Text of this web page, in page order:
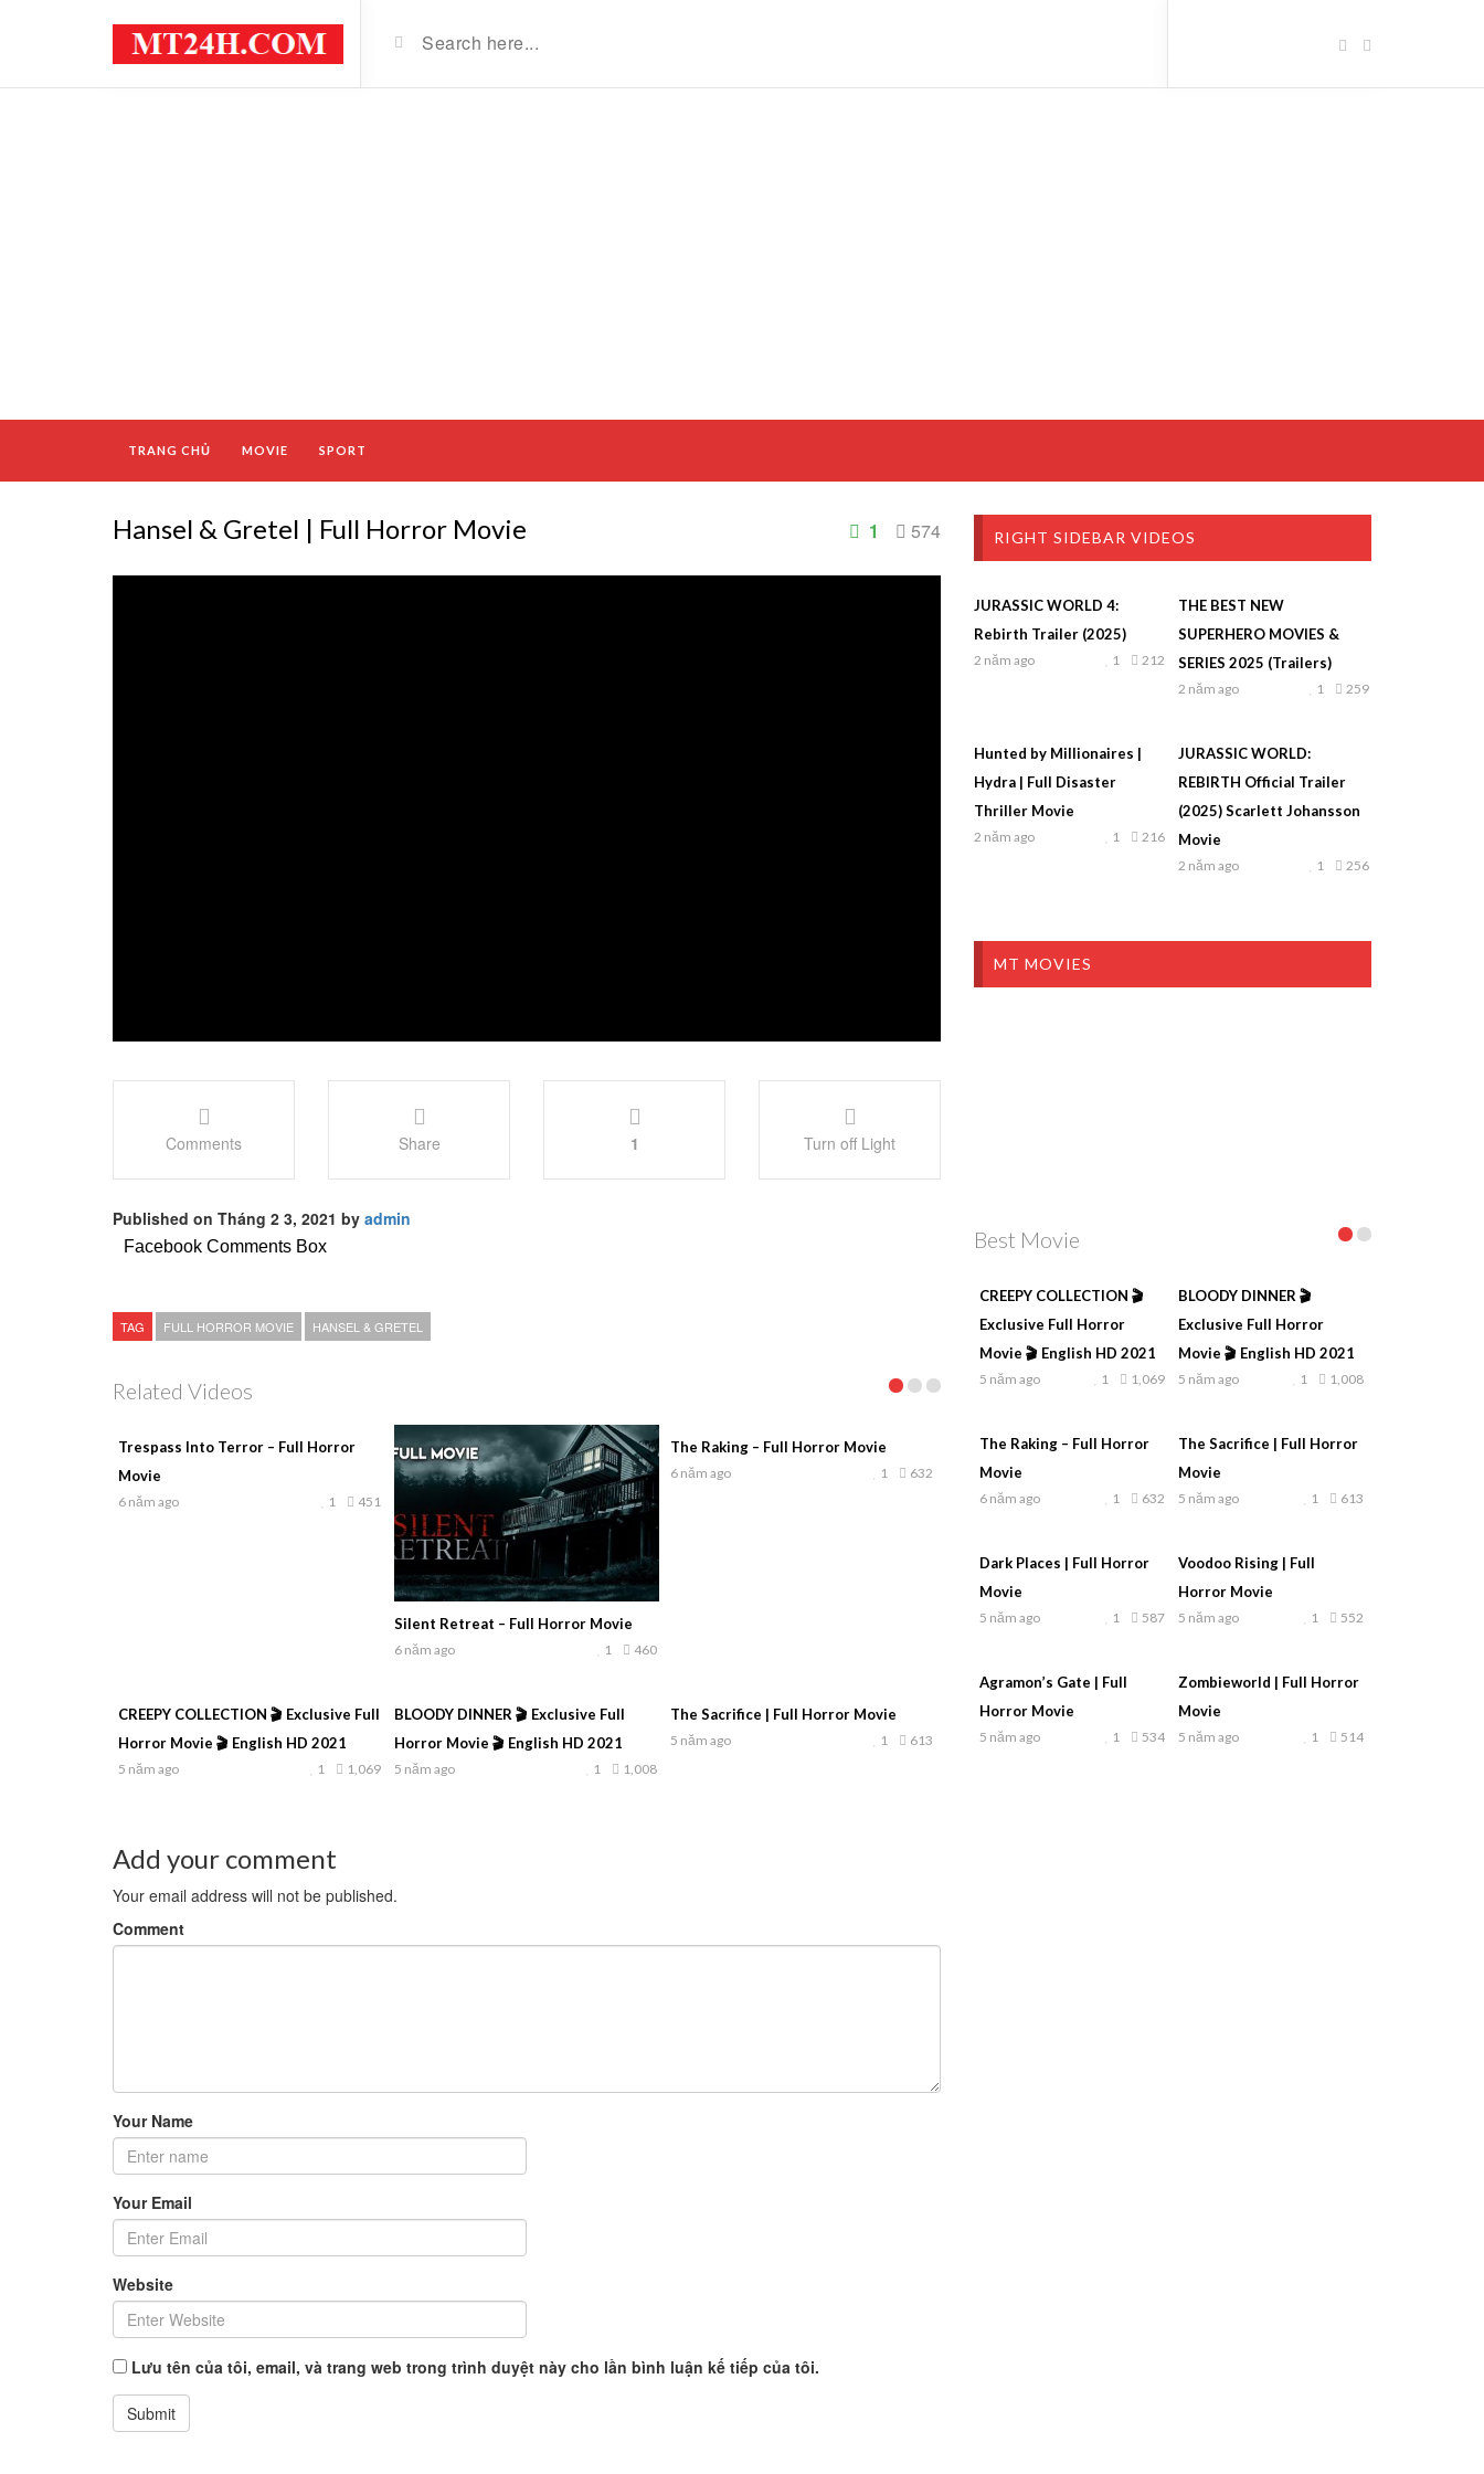
TRANG CHỦ MOVIE SPORT
Hansel & Gretel | Full Horror Movie 574
1
Comments Share 1 Turn off Light
Published on Tháng 2 3, 2021 by admin
Facebook Comments Box
TAG FULL HORROR MOVIE HANSEL & GRETEL
Related Videos
Trespass Into Terror – Full Horror
Movie
6 năm ago 451
1
Silent Retreat – Full Horror Movie
6 năm ago 460
1
The Raking – Full Horror Movie
6 năm ago 632
1
CREEPY COLLECTION 🎬 Exclusive Full
Horror Movie 🎬 English HD 2021
5 năm ago 1,069
1
BLOODY DINNER 🎬 Exclusive Full
Horror Movie 🎬 English HD 2021
5 năm ago 1,008
1
The Sacrifice | Full Horror Movie
5 năm ago 613
1
Add your comment
Your email address will not be published.
Comment
Your Name
Your Email
Website
Lưu tên của tôi, email, và trang web trong trình duyệt này cho lần bình luận kế tiếp của tôi.
RIGHT SIDEBAR VIDEOS
JURASSIC WORLD 4:
Rebirth Trailer (2025)
2 năm ago 212
1
THE BEST NEW
SUPERHERO MOVIES &
SERIES 2025 (Trailers)
2 năm ago 259
1
Hunted by Millionaires |
Hydra | Full Disaster
Thriller Movie
2 năm ago 216
1
JURASSIC WORLD:
REBIRTH Official Trailer
(2025) Scarlett Johansson
Movie
2 năm ago 256
1
MT MOVIES
Best Movie
CREEPY COLLECTION 🎬
Exclusive Full Horror
Movie 🎬 English HD 2021
5 năm ago 1,069
1
BLOODY DINNER 🎬
Exclusive Full Horror
Movie 🎬 English HD 2021
5 năm ago 1,008
1
The Raking – Full Horror
Movie
6 năm ago 632
1
The Sacrifice | Full Horror
Movie
5 năm ago 613
1
Dark Places | Full Horror
Movie
5 năm ago 587
1
Voodoo Rising | Full
Horror Movie
5 năm ago 552
1
Agramon’s Gate | Full
Horror Movie
5 năm ago 534
1
Zombieworld | Full Horror
Movie
5 năm ago 514
1